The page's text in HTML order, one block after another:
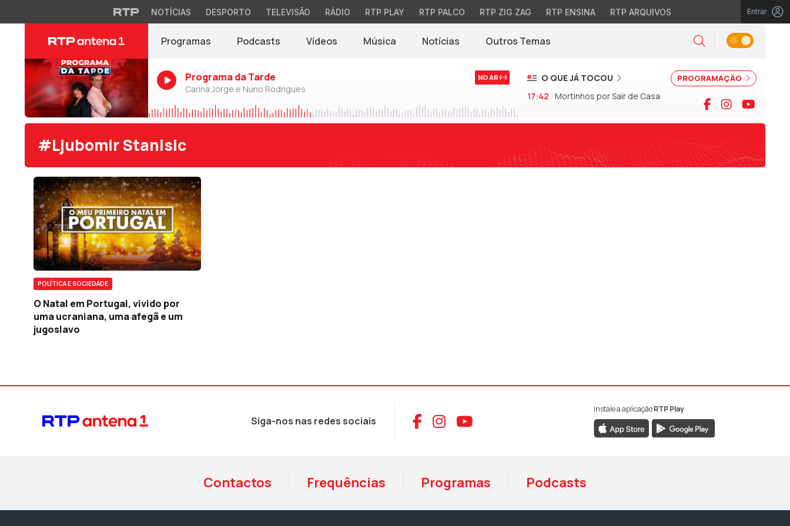
NOTÍCIAS DESPORTO TELEVISÃO RÁDIO RTP PLAY RTP PALCO RTP ZIG ZAG RTP ENSINA RTP ARQUIVOS Entrar
Programas Podcasts Vídeos Música Notícias(abre em nova janela)
Outros Temas Pesquisar
Alternar tema
Programa da Tarde
Carina Jorge e Nuno Rodrigues
NO AR PROGRAMAÇÃO
O QUE JÁ TOCOU
17:42 Mortinhos por Sair de Casa Facebook
Instagram
#Ljubomir Stanisic
POLÍTICA E SOCIEDADE
O Natal em Portugal, vivido por
uma ucraniana, uma afegã e um
jugoslavo
Siga-nos nas redes sociais Aceder ao Facebook da RTP Antena 1
Aceder ao Instagram da RTP Antena 1
Aceder ao YouTube da RTP Antena 1
Instale a aplicaçãoRTP Play
Contactos Frequências Programas Podcasts